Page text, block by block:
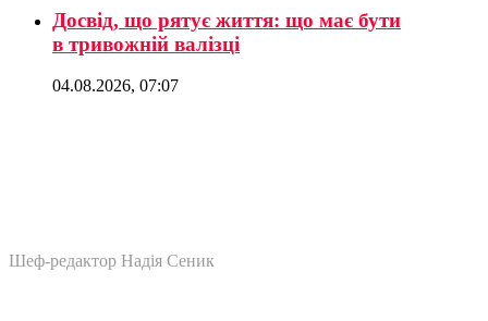
Досвід, що рятує життя: що має бути
в тривожній валізці
04.08.2026, 07:07
Шеф-редактор Надія Сеник